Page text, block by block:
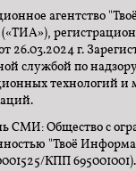
агентство
(«ТИА»),
26.03.2024 г.
службой по
технологий и
СМИ: Общество с
"Твоё
КПП 695001001).